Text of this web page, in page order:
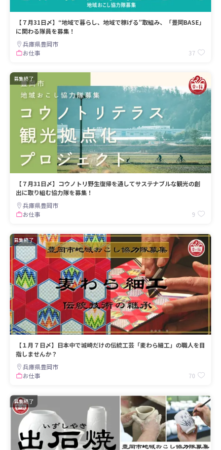
【７月31日〆】“地域で暮らし、地域で稼げる”取組み、「豊岡BASE」
に関わる隊員を募集！
兵庫県豊岡市
お仕事
37
募集終了
【７月31日〆】コウノトリ野生復帰を通してサステナブルな観光の創
出に取り組む協力隊を募集！
兵庫県豊岡市
お仕事
9
募集終了
【１月７日〆】日本中で城崎だけの伝統工芸「麦わら細工」の職人を目
指しませんか？
兵庫県豊岡市
お仕事
70
募集終了